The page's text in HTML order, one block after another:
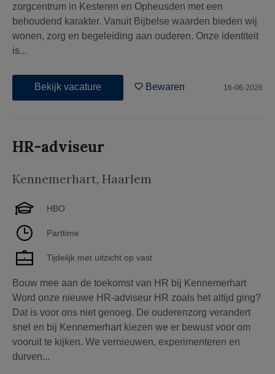
zorgcentrum in Kesteren en Opheusden met een
behoudend karakter. Vanuit Bijbelse waarden bieden wij
wonen, zorg en begeleiding aan ouderen. Onze identiteit
is...
Bekijk vacature Bewaren 16-06-2026
HR-adviseur
Kennemerhart, Haarlem
HBO
Parttime
Tijdelijk met uitzicht op vast
Bouw mee aan de toekomst van HR bij Kennemerhart
Word onze nieuwe HR-adviseur HR zoals het altijd ging?
Dat is voor ons niet genoeg. De ouderenzorg verandert
snel en bij Kennemerhart kiezen we er bewust voor om
vooruit te kijken. We vernieuwen, experimenteren en
durven...